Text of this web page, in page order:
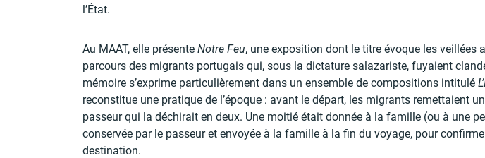
l’État.
Au MAAT, elle présente Notre Feu, une exposition dont le titre évoque les veillées
parcours des migrants portugais qui, sous la dictature salazariste, fuyaient
mémoire s’exprime particulièrement dans un ensemble de compositions intitulé
reconstitue une pratique de l’époque : avant le départ, les migrants remettaient
passeur qui la déchirait en deux. Une moitié était donnée à la famille (ou à une
conservée par le passeur et envoyée à la famille à la fin du voyage, pour
destination.